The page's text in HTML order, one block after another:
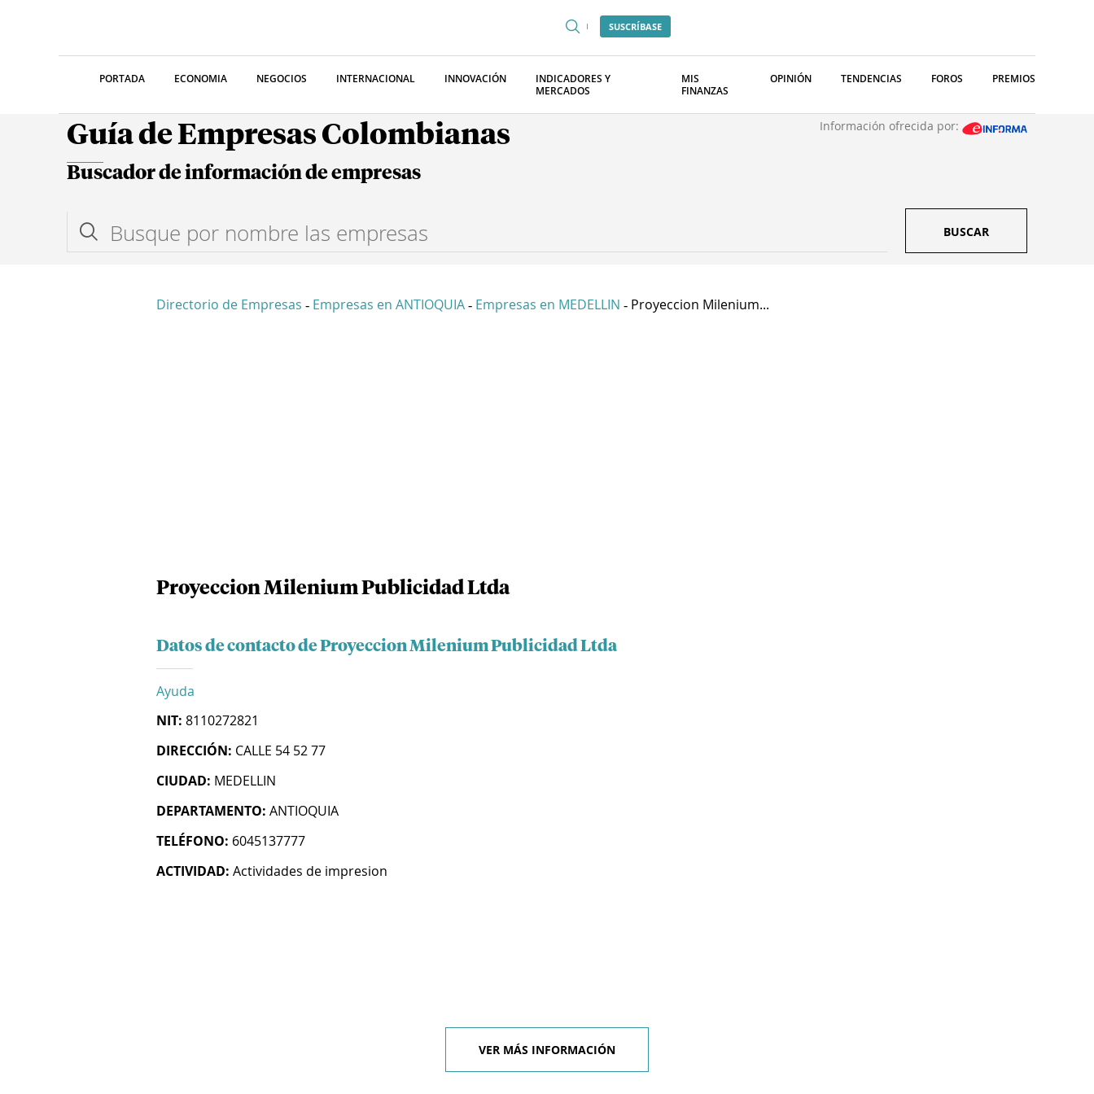
SUSCRÍBASE
PORTADA ECONOMIA NEGOCIOS INTERNACIONAL INNOVACIÓN
INDICADORES Y
MERCADOS
MIS
FINANZAS
OPINIÓN TENDENCIAS FOROS PREMIOS
Guía de Empresas Colombianas Información ofrecida por:
Buscador de información de empresas
BUSCAR
Directorio de Empresas - Empresas en ANTIOQUIA - Empresas en MEDELLIN - Proyeccion Milenium...
Proyeccion Milenium Publicidad Ltda
Datos de contacto de Proyeccion Milenium Publicidad Ltda
Ayuda
NIT: 8110272821
DIRECCIÓN: CALLE 54 52 77
CIUDAD: MEDELLIN
DEPARTAMENTO: ANTIOQUIA
TELÉFONO: 6045137777
ACTIVIDAD: Actividades de impresion
VER MÁS INFORMACIÓN